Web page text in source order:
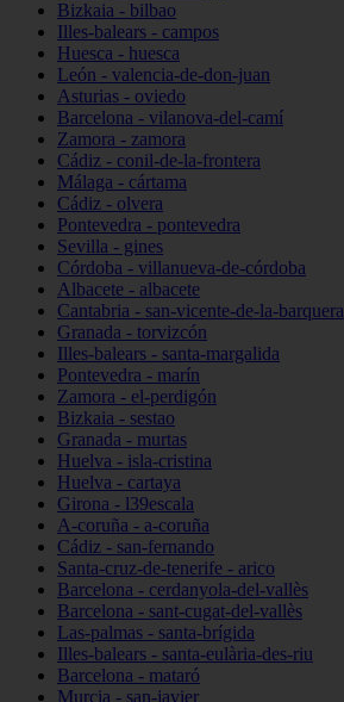
Bizkaia - bilbao
Illes-balears - campos
Huesca - huesca
León - valencia-de-don-juan
Asturias - oviedo
Barcelona - vilanova-del-camí
Zamora - zamora
Cádiz - conil-de-la-frontera
Málaga - cártama
Cádiz - olvera
Pontevedra - pontevedra
Sevilla - gines
Córdoba - villanueva-de-córdoba
Albacete - albacete
Cantabria - san-vicente-de-la-barquera
Granada - torvizcón
Illes-balears - santa-margalida
Pontevedra - marín
Zamora - el-perdigón
Bizkaia - sestao
Granada - murtas
Huelva - isla-cristina
Huelva - cartaya
Girona - l39escala
A-coruña - a-coruña
Cádiz - san-fernando
Santa-cruz-de-tenerife - arico
Barcelona - cerdanyola-del-vallès
Barcelona - sant-cugat-del-vallès
Las-palmas - santa-brígida
Illes-balears - santa-eulària-des-riu
Barcelona - mataró
Murcia - san-javier